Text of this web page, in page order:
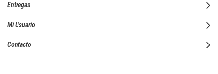
Entregas
Mi Usuario
Contacto